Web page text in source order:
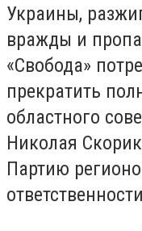
Украины,
вражды и
«Свобода»
прекратить
областного
Николая
Партию